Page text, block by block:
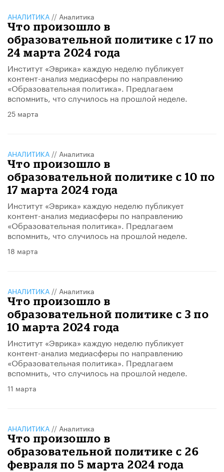
АНАЛИТИКА // Аналитика
Что произошло в
образовательной политике с 17 по
24 марта 2024 года
Институт «Эврика» каждую неделю публикует
контент-анализ медиасферы по направлению
«Образовательная политика». Предлагаем
вспомнить, что случилось на прошлой неделе.
25 марта
АНАЛИТИКА // Аналитика
Что произошло в
образовательной политике с 10 по
17 марта 2024 года
Институт «Эврика» каждую неделю публикует
контент-анализ медиасферы по направлению
«Образовательная политика». Предлагаем
вспомнить, что случилось на прошлой неделе.
18 марта
АНАЛИТИКА // Аналитика
Что произошло в
образовательной политике с 3 по
10 марта 2024 года
Институт «Эврика» каждую неделю публикует
контент-анализ медиасферы по направлению
«Образовательная политика». Предлагаем
вспомнить, что случилось на прошлой неделе.
11 марта
АНАЛИТИКА // Аналитика
Что произошло в
образовательной политике с 26
февраля по 5 марта 2024 года